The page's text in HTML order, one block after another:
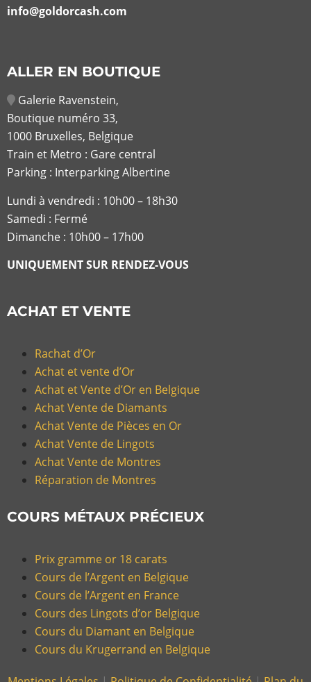
info@goldorcash.com
ALLER EN BOUTIQUE
Galerie Ravenstein,
Boutique numéro 33,
1000 Bruxelles, Belgique
Train et Metro : Gare central
Parking : Interparking Albertine
Lundi à vendredi : 10h00 – 18h30
Samedi : Fermé
Dimanche : 10h00 – 17h00
UNIQUEMENT SUR RENDEZ-VOUS
ACHAT ET VENTE
Rachat d’Or
Achat et vente d’Or
Achat et Vente d’Or en Belgique
Achat Vente de Diamants
Achat Vente de Pièces en Or
Achat Vente de Lingots
Achat Vente de Montres
Réparation de Montres
COURS MÉTAUX PRÉCIEUX
Prix gramme or 18 carats
Cours de l’Argent en Belgique
Cours de l’Argent en France
Cours des Lingots d’or Belgique
Cours du Diamant en Belgique
Cours du Krugerrand en Belgique